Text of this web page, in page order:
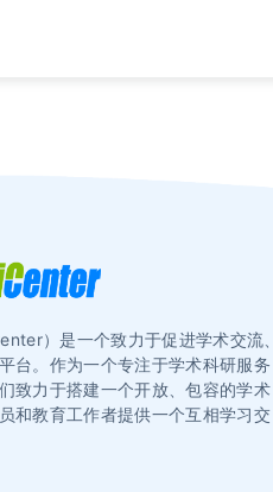
）是一个致力于促进学术交流、
台。作为一个专注于学术科研服务
致力于搭建一个开放、包容的学术
和教育工作者提供一个互相学习交